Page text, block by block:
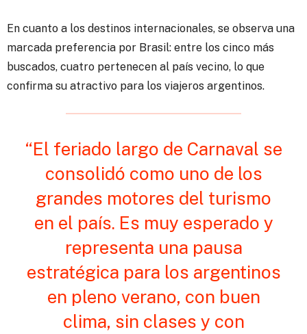
En cuanto a los destinos internacionales, se observa una
marcada preferencia por Brasil: entre los cinco más
buscados, cuatro pertenecen al país vecino, lo que
confirma su atractivo para los viajeros argentinos.
“El feriado largo de Carnaval se
consolidó como uno de los
grandes motores del turismo
en el país. Es muy esperado y
representa una pausa
estratégica para los argentinos
en pleno verano, con buen
clima, sin clases y con